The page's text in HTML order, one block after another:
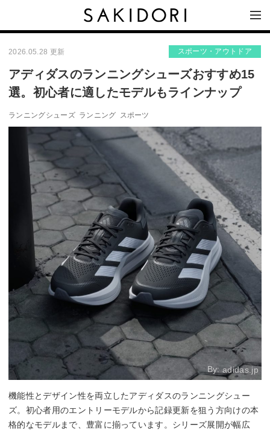
2026.05.28 更新 スポーツ・アウトドア
アディダスのランニングシューズおすすめ15
選。初心者に適したモデルもラインナップ
ランニングシューズ ランニング スポーツ
By:adidas.jp
機能性とデザイン性を両立したアディダスのランニングシュー
ズ。初心者用のエントリーモデルから記録更新を狙う方向けの本
格的なモデルまで、豊富に揃っています。シリーズ展開が幅広